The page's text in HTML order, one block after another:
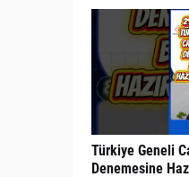
Türkiye Geneli
Denemesine